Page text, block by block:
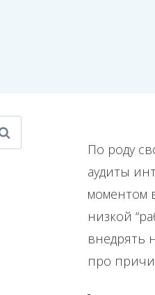
По роду
аудиты
моментом
низкой
внедрять
про